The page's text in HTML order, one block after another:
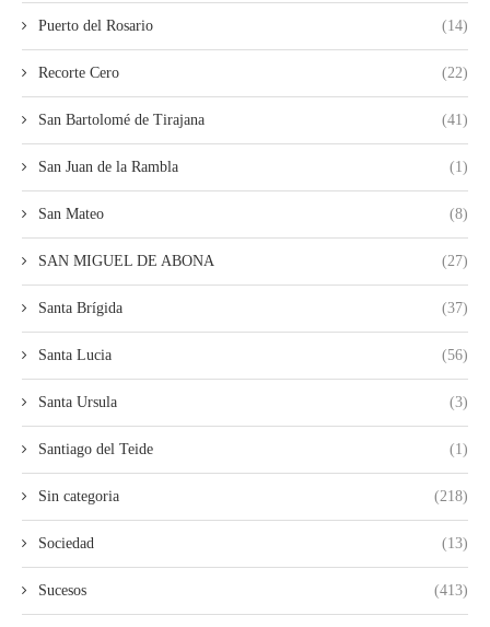
Puerto del Rosario (14)
Recorte Cero (22)
San Bartolomé de Tirajana (41)
San Juan de la Rambla (1)
San Mateo (8)
SAN MIGUEL DE ABONA (27)
Santa Brígida (37)
Santa Lucia (56)
Santa Ursula (3)
Santiago del Teide (1)
Sin categoria (218)
Sociedad (13)
Sucesos (413)